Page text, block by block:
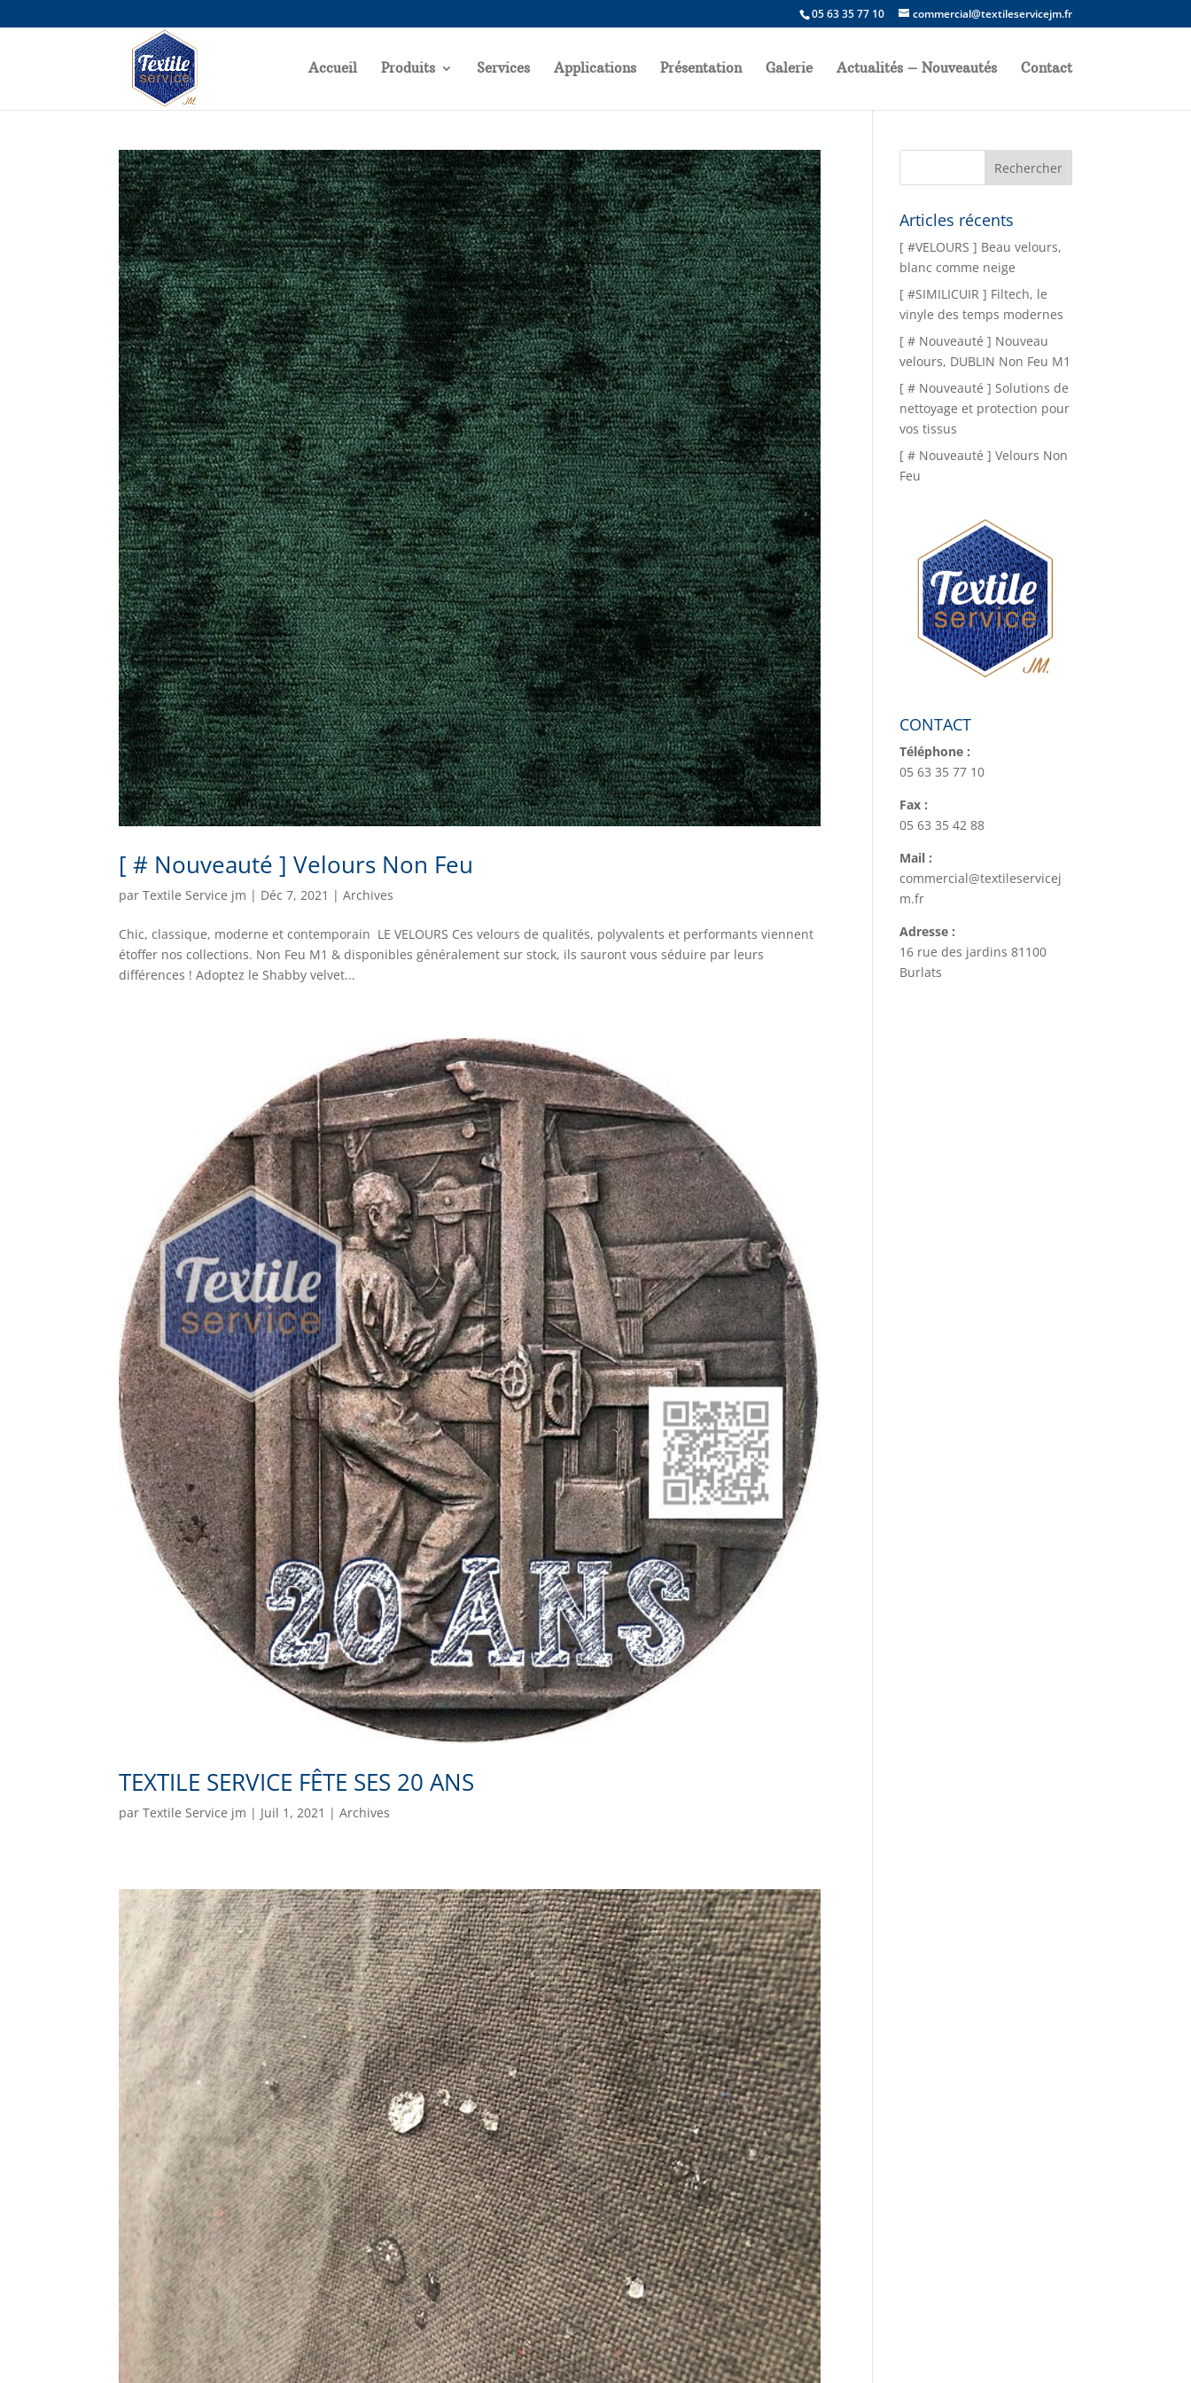
05 63 35 77 10 commercial@textileservicejm.fr
Accueil Produits Services Applications Présentation Galerie Actualités – Nouveautés Contact
[ # Nouveauté ] Velours Non Feu
parTextile Service jm | Déc 7, 2021 |Archives
Chic, classique, moderne et contemporain LE VELOURS Ces velours de qualités, polyvalents et performants viennent
étoffer nos collections. Non Feu M1 & disponibles généralement sur stock, ils sauront vous séduire par leurs
différences ! Adoptez le Shabby velvet...
TEXTILE SERVICE FÊTE SES 20 ANS
parTextile Service jm | Juil 1, 2021 |Archives
Articles récents
[ #VELOURS ] Beau velours,
blanc comme neige
[ #SIMILICUIR ] Filtech, le
vinyle des temps modernes
[ # Nouveauté ] Nouveau
velours, DUBLIN Non Feu M1
[ # Nouveauté ] Solutions de
nettoyage et protection pour
vos tissus
[ # Nouveauté ] Velours Non
Feu
CONTACT
Téléphone :
05 63 35 77 10
Fax :
05 63 35 42 88
Mail :
commercial@textileservicej
m.fr
Adresse :
16 rue des jardins 81100
Burlats